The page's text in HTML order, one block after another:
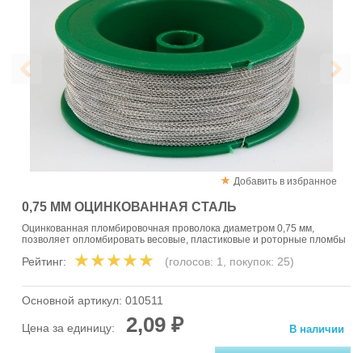
Добавить в избранное
0,75 ММ ОЦИНКОВАННАЯ СТАЛЬ
Оцинкованная пломбировочная проволока диаметром 0,75 мм,
позволяет опломбировать весовые, пластиковые и роторные пломбы
Рейтинг: (голосов: 1, покупок: 25)
Основной артикул: 010511
Цена за единицу: 2,09 ₽ В наличии